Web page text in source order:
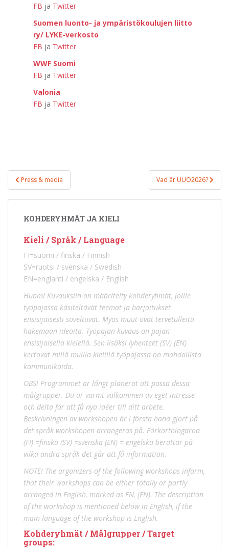
FB ja Twitter
Suomen luonto- ja ympäristökoulujen liitto
ry/ LYKE-verkosto
FB ja Twitter
WWF Suomi
FB ja Twitter
Valonia
FB ja Twitter
Inläggsnavigering
Press & media Vad är UUO2026?
KOHDERYHMÄT JA KIELI
Kieli / Språk / Language
FI=suomi / finska / Finnish
SV=ruotsi / svenska / Swedish
EN=englanti / engelska / English
Huom! Kuvauksiin on määritelty kohderyhmät, joille
työpajassa käsiteltävät teemat ja harjoitukset
ensisijaisesti soveltuvat. Myös muut ovat tervetulleita
hakemaan ideoita. Työpajan kuvaus on pajan
ensisijaisella kielellä. Sen lisäksi lyhenteet (SV) (EN)
kertovat millä muilla kielillä työpajassa on mahdollista
kommunikoida.
OBS! Programmet är långt planerat att passa dessa
målgrupper. Du är varmt välkommen av eget intresse
och delta för att få nya idéer till ditt arbete.
Beskrivningen av workshopen är i första hand gjort på
det språk workshopen arrangeras på. Förkortningarna
(FI) =finska (SV) =svenska (EN) = engelska berättar på
vilka andra språk det går att få information.
NOTE! The organizers of the following workshops inform,
that their workshops can be either totally or partly
arranged in English, marked as EN, (EN). The description
of the workshop is mentioned below in English, if the
main language of the workshop is English.
Kohderyhmät / Målgrupper / Target
groups: